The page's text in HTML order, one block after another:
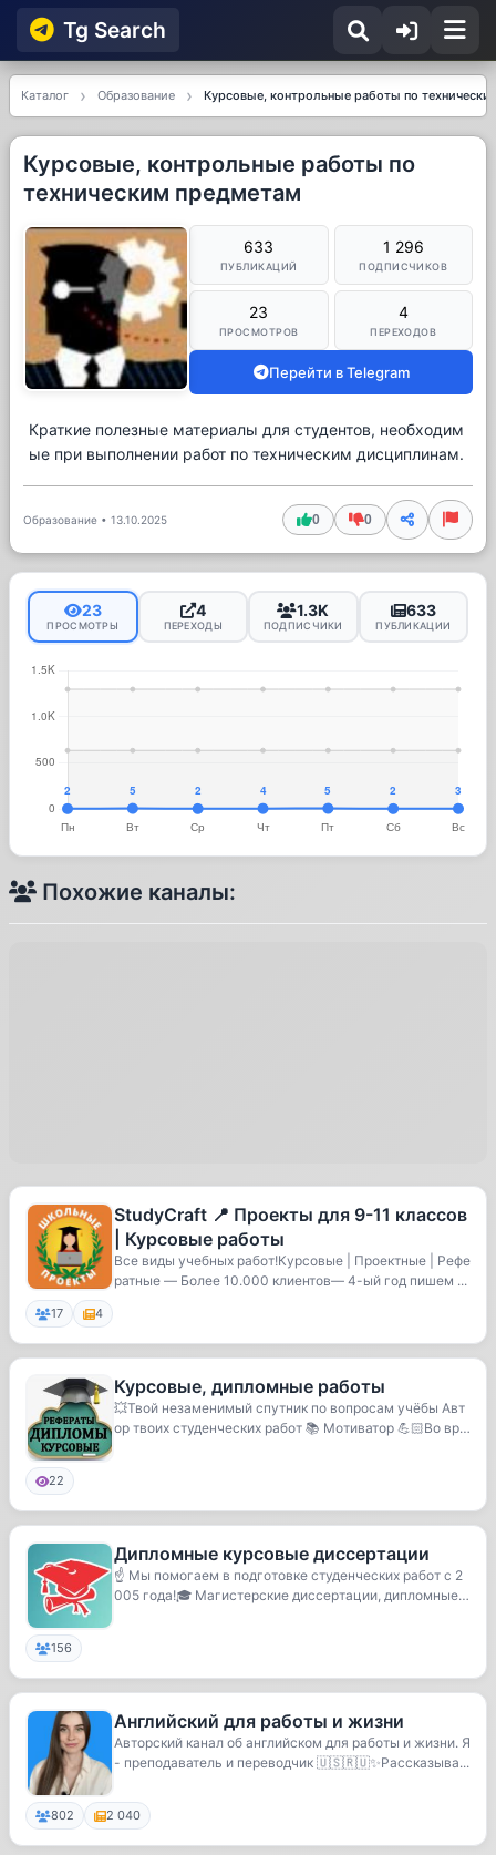
Tg Searсh
Каталог Образование Курсовые, контрольные работы по
Курсовые, контрольные работы по
техническим предметам
633
ПУБЛИКАЦИЙ
1 296
ПОДПИСЧИКОВ
23
ПРОСМОТРОВ
4
ПЕРЕХОДОВ
Перейти в Telegram
Краткие полезные материалы для студентов, необходим
ые при выполнении работ по техническим дисциплинам.
Образование • 13.10.2025 0 0
23
ПРОСМОТРЫ
4
ПЕРЕХОДЫ
1.3K
ПОДПИСЧИКИ
633
ПУБЛИКАЦИИ
Похожие каналы:
StudyCraft 📍 Проекты для 9-11 классов
| Курсовые работы
Все виды учебных работ!Курсовые | Проектные | Рефе
ратные — Более 10.000 клиентов— 4-ый год пишем ...
17 4
Курсовые, дипломные работы
💥Твой незаменимый спутник по вопросам учёбы Авт
ор твоих студенческих работ 📚 Мотиватор 💪🏻Во вре
22
Дипломные курсовые диссертации
☝️ Мы помогаем в подготовке студенческих работ с 2
005 года!🎓 Магистерские диссертации, дипломные
156
Английский для работы и жизни
Авторский канал об английском для работы и жизни. Я
- преподаватель и переводчик 🇺🇸🇷🇺✨️Рассказыва...
802 2 040